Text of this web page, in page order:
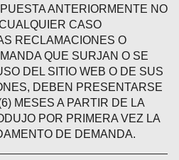
ANTERIORMENTE NO
CASO
RECLAMACIONES O
QUE SURJAN O SE
DEL SITIO WEB O DE SUS
DEBEN PRESENTARSE
MESES A PARTIR DE LA
POR PRIMERA VEZ LA
DE DEMANDA.